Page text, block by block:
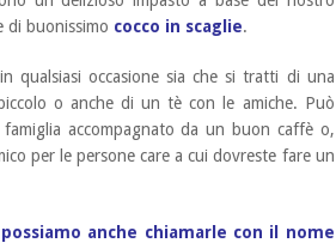
di buonissimo cocco in scaglie.
qualsiasi occasione sia che si tratti di una
o anche di un tè con le amiche. Può
accompagnato da un buon caffè o,
per le persone care a cui dovreste fare un
anche chiamarle con il nome